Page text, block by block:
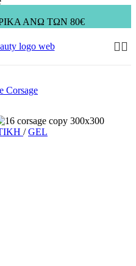
ΑΝΩ ΤΩΝ 80€
/ GEL